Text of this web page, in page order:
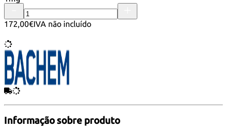
172,00€IVA não incluído
Informação sobre produto